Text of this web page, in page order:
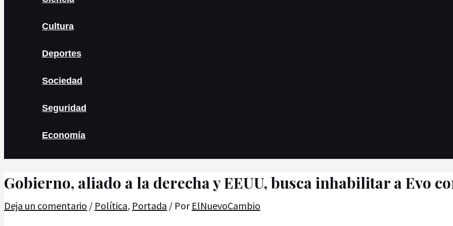
Cultura
Deportes
Sociedad
Seguridad
Economía
Gobierno, aliado a la derecha y EEUU, busca inhabilitar a Evo
Deja un comentario / Política, Portada / Por ElNuevoCambio